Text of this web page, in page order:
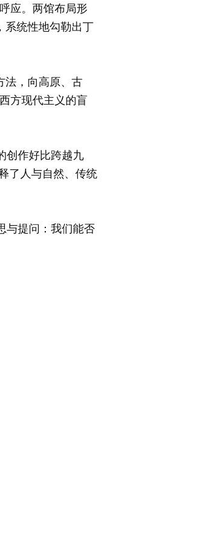
应。两馆布局形
系统性地勾勒出丁
，向高原、古
方现代主义的盲
创作好比跨越九
了人与自然、传统
提问：我们能否